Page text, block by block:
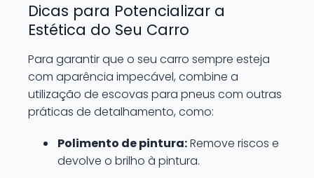
Dicas para Potencializar a
Estética do Seu Carro
Para garantir que o seu carro sempre esteja
com aparência impecável, combine a
utilização de escovas para pneus com outras
práticas de detalhamento, como:
Polimento de pintura:Remove riscos e
devolve o brilho à pintura.